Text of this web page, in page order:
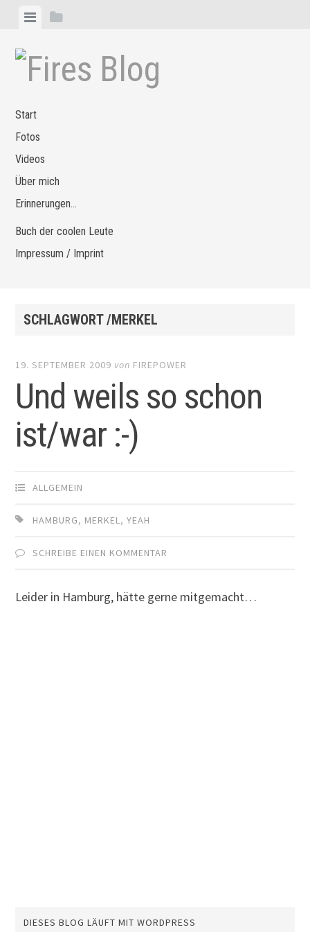
Zum
springen
MenüSeitenleiste
Start
Fotos
Videos
Über mich
Erinnerungen…
Buch der coolen Leute
Impressum / Imprint
SCHLAGWORT /MERKEL
19. SEPTEMBER 2009 von FIREPOWER
Und weils so schon
ist/war :-)
ALLGEMEIN
HAMBURG, MERKEL,YEAH
SCHREIBE EINEN KOMMENTAR
Leider in Hamburg, hätte gerne mitgemacht…
DIESES BLOG LÄUFT MIT WORDPRESS